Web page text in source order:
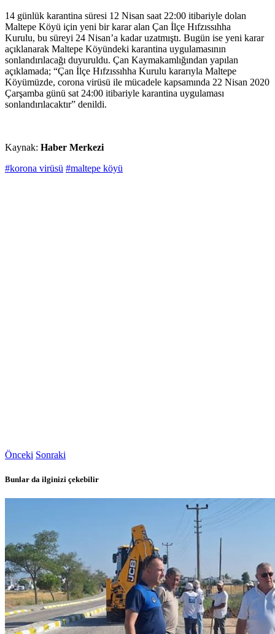
14 günlük karantina süresi 12 Nisan saat 22:00 itibariyle dolan
Maltepe Köyü için yeni bir karar alan Çan İlçe Hıfzıssıhha
Kurulu, bu süreyi 24 Nisan’a kadar uzatmıştı. Bugün ise yeni karar
açıklanarak Maltepe Köyündeki karantina uygulamasının
sonlandırılacağı duyuruldu. Çan Kaymakamlığından yapılan
açıklamada; “Çan İlçe Hıfzıssıhha Kurulu kararıyla Maltepe
Köyümüzde, corona virüsü ile mücadele kapsamında 22 Nisan 2020
Çarşamba günü sat 24:00 itibariyle karantina uygulaması
sonlandırılacaktır” denildi.
Kaynak: Haber Merkezi
#korona virüsü #maltepe köyü
Önceki Sonraki
Bunlar da ilginizi çekebilir